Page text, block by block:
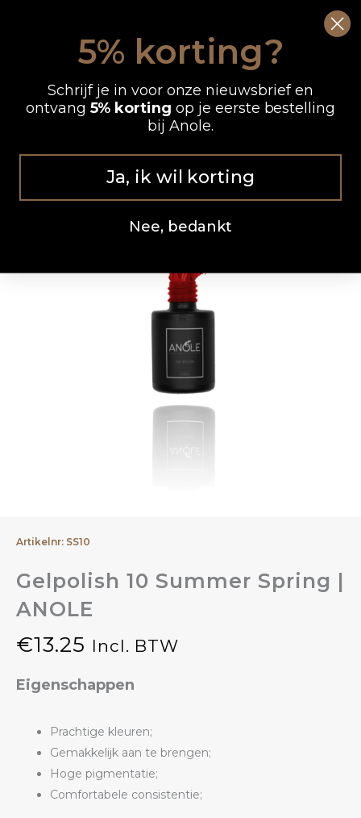
inhoud
Artikelnr: SS10
Gelpolish 10 Summer Spring |
ANOLE
€13.25 Incl. BTW
Eigenschappen
Prachtige kleuren;
Gemakkelijk aan te brengen;
Hoge pigmentatie;
Comfortabele consistentie;
5% korting?
Schrijf je in voor onze nieuwsbrief en
ontvang 5% korting op je eerste bestelling
bij Anole.
Ja, ik wil korting
Nee, bedankt